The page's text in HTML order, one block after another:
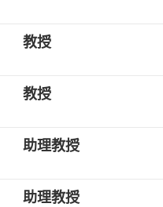
教授
教授
助理教授
助理教授